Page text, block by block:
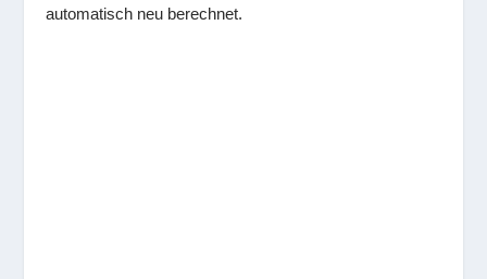
automatisch neu berechnet.